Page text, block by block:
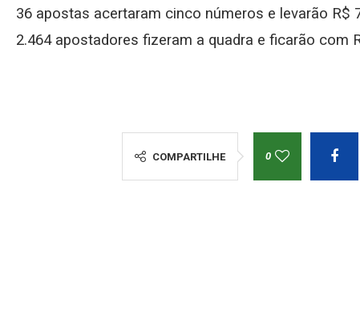
36 apostas acertaram cinco números e levarão R$
2.464 apostadores fizeram a quadra e ficarão com
COMPARTILHE 0